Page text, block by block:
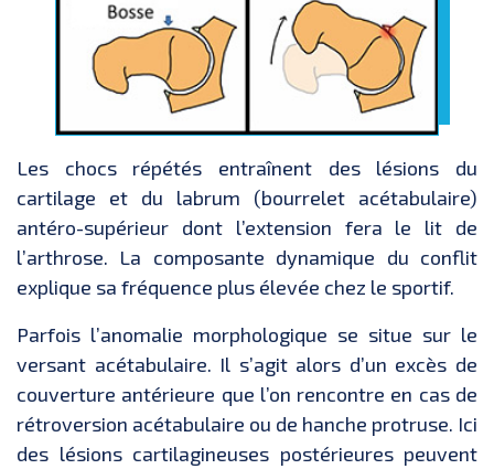
Les chocs répétés entraînent des lésions du
cartilage et du labrum (bourrelet acétabulaire)
antéro-supérieur dont l’extension fera le lit de
l’arthrose. La composante dynamique du conflit
explique sa fréquence plus élevée chez le sportif.
Parfois l’anomalie morphologique se situe sur le
versant acétabulaire. Il s’agit alors d’un excès de
couverture antérieure que l’on rencontre en cas de
rétroversion acétabulaire ou de hanche protruse. Ici
des lésions cartilagineuses postérieures peuvent